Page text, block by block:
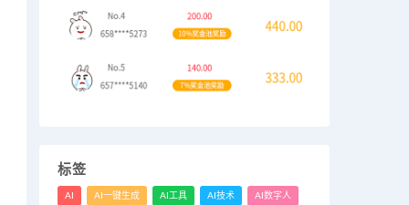
标签
AI AI一键生成 AI工具 AI技术 AI数字人